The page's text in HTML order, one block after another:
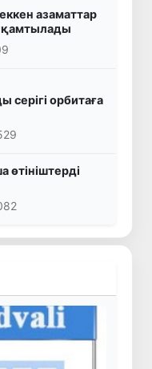
азаматтар
қамтылады
орбитаға
өтініштерді